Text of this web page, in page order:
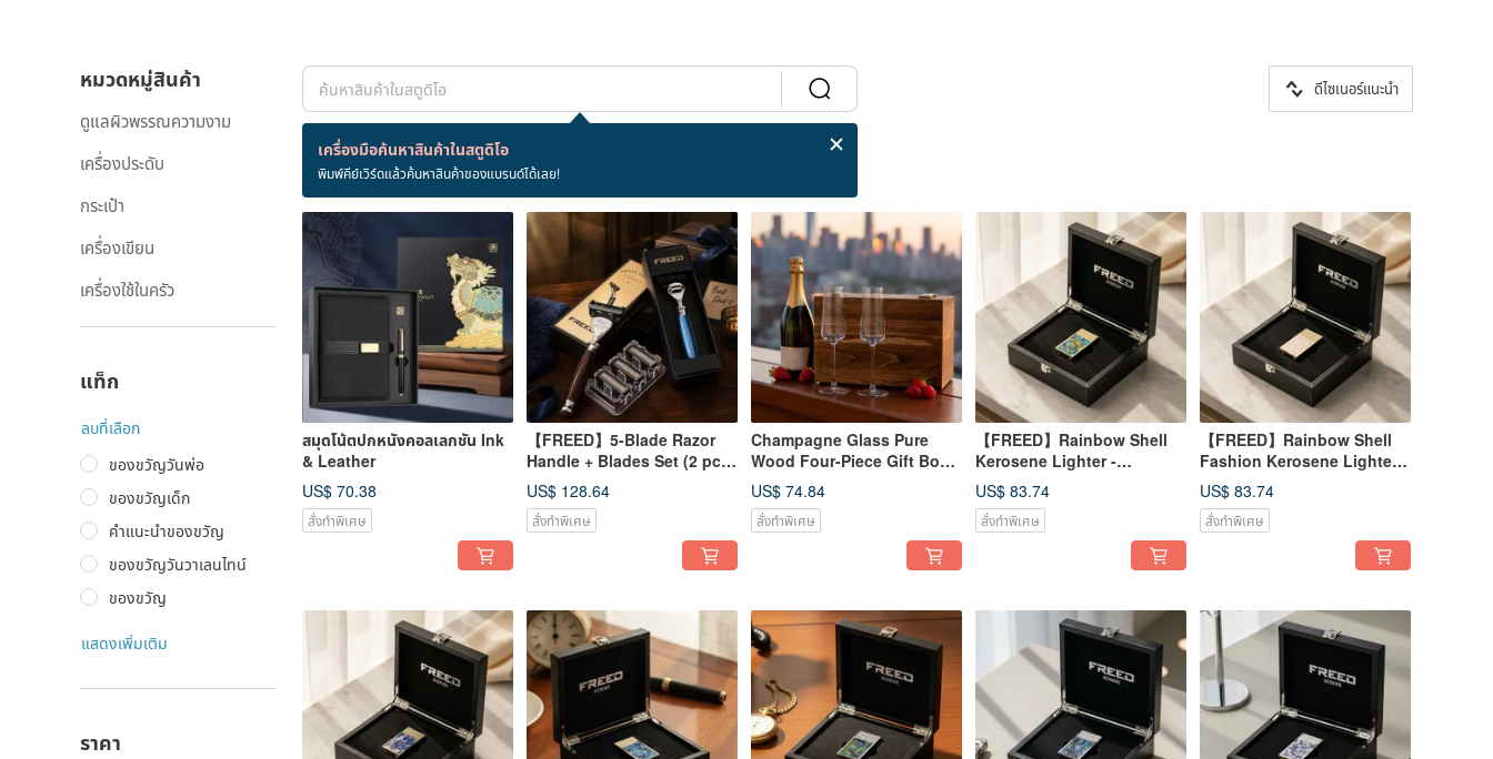
หมวดหมู่สินค้า
ดูแลผิวพรรณความงาม
เครื่องประดับ
กระเป๋า
เครื่องเขียน
เครื่องใช้ในครัว
แท็ก
ลบที่เลือก
ของขวัญวันพ่อ
ของขวัญเด็ก
คำแนะนำของขวัญ
ของขวัญวันวาเลนไทน์
ของขวัญ
แสดงเพิ่มเติม
ราคา
เครื่องมือค้นหาสินค้าในสตูดิโอ
พิมพ์คีย์เวิร์ดแล้วค้นหาสินค้าของแบรนด์ได้เลย!
ดีไซเนอร์แนะนำ
สินค้า 173 ชิ้น
กำหนดเอง
สมุดโน้ตปกหนังคอลเลกชัน Ink
& Leather
US$ 70.38
สั่งทำพิเศษ
【FREED】5-Blade Razor
Handle + Blades Set (2 pcs)
- Custom Engraving -
Father's Day Gift
US$ 128.64
สั่งทำพิเศษ
Champagne Glass Pure
Wood Four-Piece Gift Box
Birthday Gift
US$ 74.84
สั่งทำพิเศษ
【FREED】Rainbow Shell
Kerosene Lighter -
Iridescent Shell, Custom
Engraving, Father's Day
Gift
US$ 83.74
สั่งทำพิเศษ
【FREED】Rainbow Shell
Fashion Kerosene Lighter -
Pink Rainbow Shell (Gold)
Custom Engraving
US$ 83.74
สั่งทำพิเศษ